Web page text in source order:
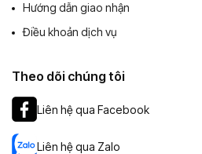
Hướng dẫn giao nhận
Điều khoản dịch vụ
Theo dõi chúng tôi
Liên hệ qua Facebook
Liên hệ qua Zalo